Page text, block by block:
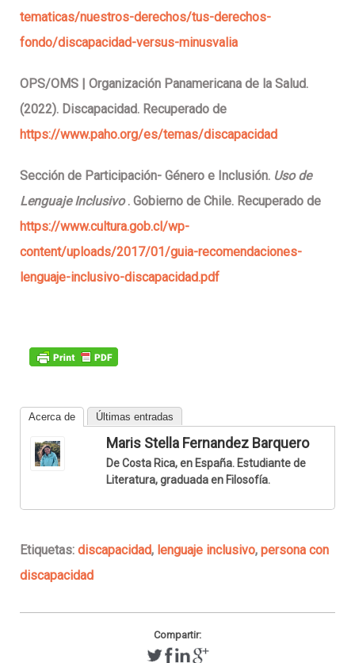
tematicas/nuestros-derechos/tus-derechos-
fondo/discapacidad-versus-minusvalia
OPS/OMS | Organización Panamericana de la Salud.
(2022). Discapacidad. Recuperado de
https://www.paho.org/es/temas/discapacidad
Sección de Participación- Género e Inclusión. Uso de
Lenguaje Inclusivo. Gobierno de Chile. Recuperado de
https://www.cultura.gob.cl/wp-
content/uploads/2017/01/guia-recomendaciones-
lenguaje-inclusivo-discapacidad.pdf
Acerca de Últimas entradas
Maris Stella Fernandez Barquero
De Costa Rica, en España. Estudiante de
Literatura, graduada en Filosofía.
Etiquetas: discapacidad, lenguaje inclusivo, persona con
discapacidad
Compartir: